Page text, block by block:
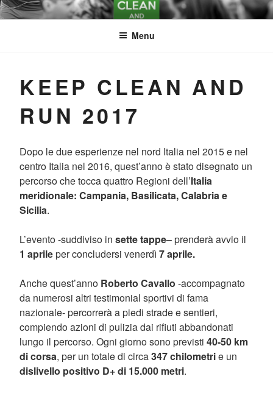
Salta
al
KEEP CLEAN AND
Menu
KEEP CLEAN AND
RUN 2017
Dopo le due esperienze nel nord Italia nel 2015 e nel
centro Italia nel 2016, quest’anno è stato disegnato un
percorso che tocca quattro Regioni dell’Italia
meridionale: Campania, Basilicata, Calabria e
Sicilia.
L’evento -suddiviso in sette tappe– prenderà avvio il
1 aprileper concludersi venerdì 7 aprile.
Anche quest’anno Roberto Cavallo -accompagnato
da numerosi altri testimonial sportivi di fama
nazionale- percorrerà a piedi strade e sentieri,
compiendo azioni di pulizia dai rifiuti abbandonati
lungo il percorso. Ogni giorno sono previsti 40-50 km
di corsa, per un totale di circa347 chilometrie un
dislivello positivo D+ di 15.000 metri.